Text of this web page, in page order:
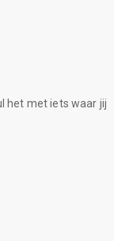
het met iets waar jij